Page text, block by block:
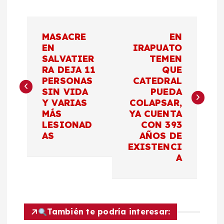
v
e
MASACRE
EN
SALVATIER
RA DEJA 11
PERSONAS
SIN VIDA
Y VARIAS
MÁS
LESIONAD
AS
EN
IRAPUATO
TEMEN
QUE
CATEDRAL
PUEDA
COLAPSAR,
YA CUENTA
CON 393
AÑOS DE
EXISTENCI
A
También te podría interesar: